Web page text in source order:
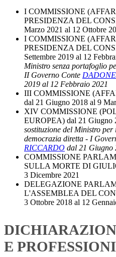
I COMMISSIONE
PRESIDENZA DEL
Marzo 2021 al 12 Ottobre
I COMMISSIONE
PRESIDENZA DEL
Settembre 2019 al 12
Ministro senza portafoglio
II Governo Conte
2019 al 12 Febbraio 2021
III COMMISSIONE
dal 21 Giugno 2018 al 9
XIV COMMISSIONE
EUROPEA) dal 21 Giugno
sostituzione del Ministro
democrazia diretta - I
RICCARDO dal 21 Giugno
COMMISSIONE
SULLA MORTE DI
3 Dicembre 2021
DELEGAZIONE
L'ASSEMBLEA DEL
3 Ottobre 2018 al 12
E PROFESSIONI